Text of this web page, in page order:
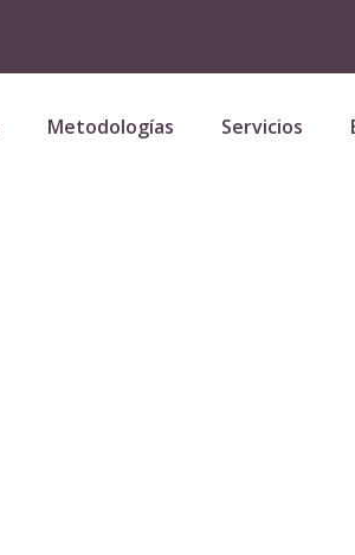
Metodologías Servicios